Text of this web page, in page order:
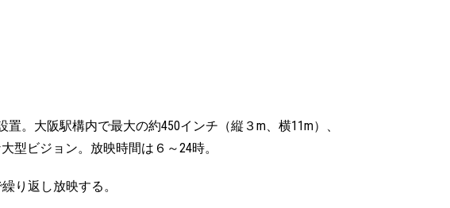
。大阪駅構内で最大の約450インチ（縦３m、横11m）、
型ビジョン。放映時間は６～24時。
り返し放映する。